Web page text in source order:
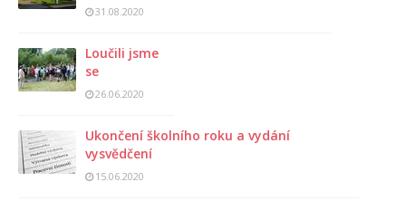
31.08.2020
Loučili jsme
se
26.06.2020
Ukončení školního roku a vydání
vysvědčení
15.06.2020